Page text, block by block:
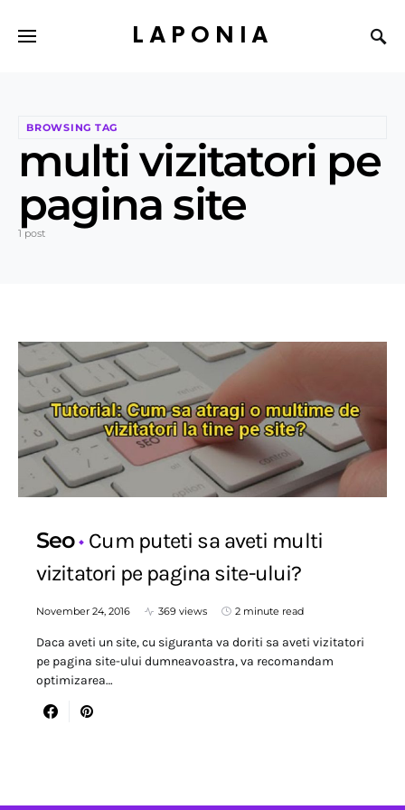
LAPONIA
BROWSING TAG
multi vizitatori pe
pagina site
1 post
Seo Cum puteti sa aveti multi
vizitatori pe pagina site-ului?
November 24, 2016 369 views 2 minute read
Daca aveti un site, cu siguranta va doriti sa aveti vizitatori
pe pagina site-ului dumneavoastra, va recomandam
optimizarea…